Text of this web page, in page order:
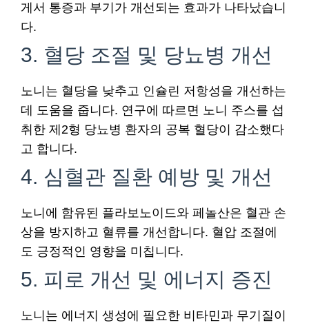
게서 통증과 부기가 개선되는 효과가 나타났습니
다.
3. 혈당 조절 및 당뇨병 개선
노니는 혈당을 낮추고 인슐린 저항성을 개선하는
데 도움을 줍니다. 연구에 따르면 노니 주스를 섭
취한 제2형 당뇨병 환자의 공복 혈당이 감소했다
고 합니다.
4. 심혈관 질환 예방 및 개선
노니에 함유된 플라보노이드와 페놀산은 혈관 손
상을 방지하고 혈류를 개선합니다. 혈압 조절에
도 긍정적인 영향을 미칩니다.
5. 피로 개선 및 에너지 증진
노니는 에너지 생성에 필요한 비타민과 무기질이